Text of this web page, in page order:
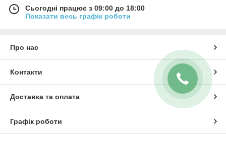
Сьогодні працює з 09:00 до 18:00
Показати весь графік роботи
Про нас
Контакти
Доставка та оплата
Графік роботи